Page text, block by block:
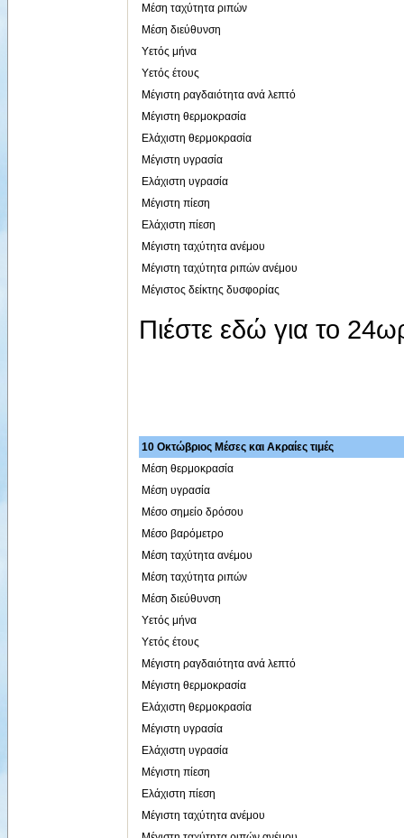
Μέση ταχύτητα ριπών
Μέση διεύθυνση
Υετός μήνα
Υετός έτους
Μέγιστη ραγδαιότητα ανά λεπτό
Μέγιστη θερμοκρασία
Ελάχιστη θερμοκρασία
Μέγιστη υγρασία
Ελάχιστη υγρασία
Μέγιστη πίεση
Ελάχιστη πίεση
Μέγιστη ταχύτητα ανέμου
Μέγιστη ταχύτητα ριπών ανέμου
Μέγιστος δείκτης δυσφορίας
Πιέστε εδώ για το
10 Οκτώβριος Μέσες και Ακραίες τιμές
Μέση θερμοκρασία
Μέση υγρασία
Μέσο σημείο δρόσου
Μέσο βαρόμετρο
Μέση ταχύτητα ανέμου
Μέση ταχύτητα ριπών
Μέση διεύθυνση
Υετός μήνα
Υετός έτους
Μέγιστη ραγδαιότητα ανά λεπτό
Μέγιστη θερμοκρασία
Ελάχιστη θερμοκρασία
Μέγιστη υγρασία
Ελάχιστη υγρασία
Μέγιστη πίεση
Ελάχιστη πίεση
Μέγιστη ταχύτητα ανέμου